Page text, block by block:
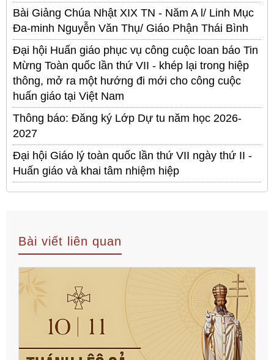
Bài Giảng Chúa Nhật XIX TN - Năm A l/ Linh Mục
Đa-minh Nguyễn Văn Thụ/ Giáo Phận Thái Bình
Đại hội Huấn giáo phục vụ công cuộc loan báo Tin
Mừng Toàn quốc lần thứ VII - khép lại trong hiệp
thông, mở ra một hướng đi mới cho công cuộc
huấn giáo tại Việt Nam
Thông báo: Đăng ký Lớp Dự tu năm học 2026-
2027
Đại hội Giáo lý toàn quốc lần thứ VII ngày thứ II -
Huấn giáo và khai tâm nhiệm hiệp
Bài viết liên quan